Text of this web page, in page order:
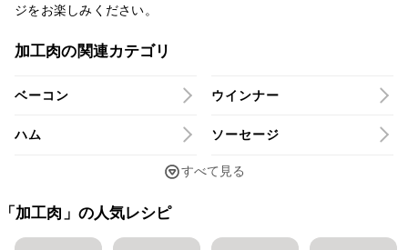
ジをお楽しみください。
加工肉の関連カテゴリ
ベーコン ウインナー
ハム ソーセージ
すべて見る
「加工肉」の人気レシピ